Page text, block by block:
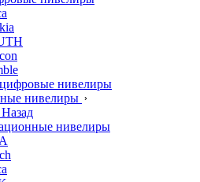
нивелиры
нивелиры
Назад
нивелиры